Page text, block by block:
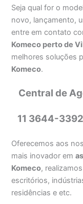
Seja qual for o
novo, lançamento,
entre em contato
Komeco perto de
melhores soluções
Komeco.
Central de
11 3644-
Oferecemos aos
mais inovador em
Komeco,
escritórios,
residências e etc.